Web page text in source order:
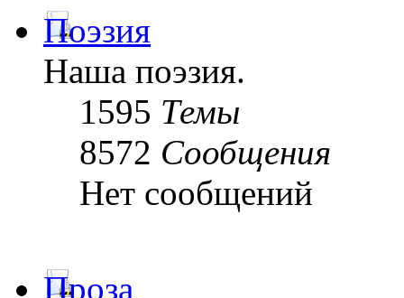
Поэзия
Наша поэзия.
1595 Темы
8572 Сообщения
Нет сообщений
Проза